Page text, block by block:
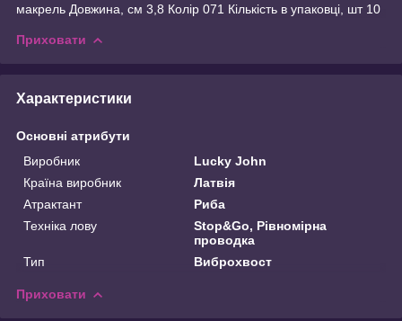
макрель Довжина, см 3,8 Колір 071 Кількість в упаковці, шт 10
Приховати
Характеристики
Основні атрибути
Виробник
Lucky John
Країна виробник
Латвія
Атрактант
Риба
Техніка лову
Stop&Go, Рівномірна
проводка
Тип
Виброхвост
Приховати